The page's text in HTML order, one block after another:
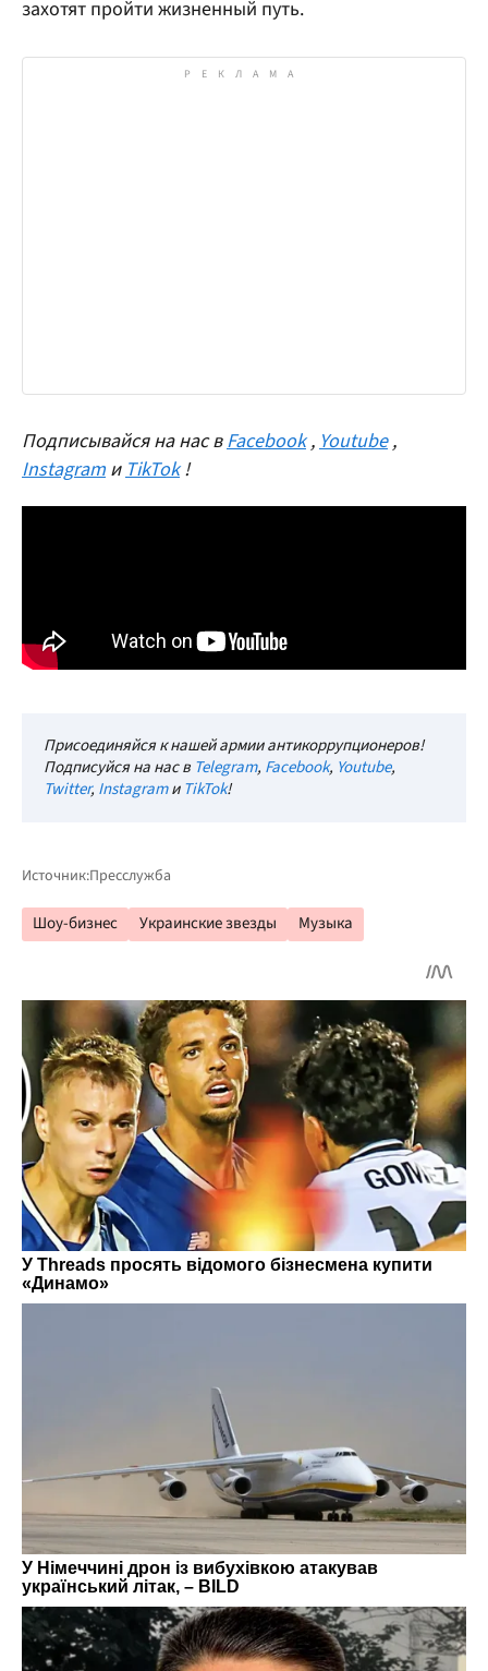
захотят пройти жизненный путь.
Подписывайся на нас вFacebook ,Youtube ,
Instagram иTikTok !
Присоединяйся к нашей армии антикоррупционеров!
Подписуйся на нас в Telegram, Facebook, Youtube,
Twitter, InstagramиTikTok!
Источник:Пресслужба
Шоу-бизнес Украинские звезды Музыка